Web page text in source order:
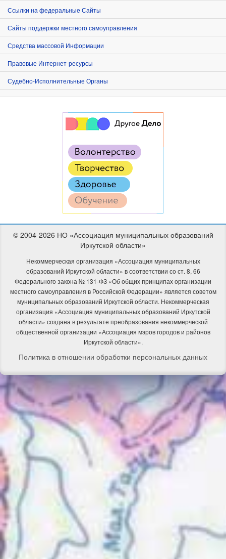
Ссылки на федеральные Сайты
Сайты поддержки местного самоуправления
Средства массовой Информации
Правовые Интернет-ресурсы
Судебно-Исполнительные Органы
© 2004-2026 НО «Ассоциация муниципальных образований
Иркутской области»
Некоммерческая организация «Ассоциация муниципальных
образований Иркутской области» в соответствии со ст. 8, 66
Федерального закона № 131-ФЗ «Об общих принципах организации
местного самоуправления в Российской Федерации» является советом
муниципальных образований Иркутской области. Некоммерческая
организация «Ассоциация муниципальных образований Иркутской
области» создана в результате преобразования некоммерческой
общественной организации «Ассоциация мэров городов и районов
Иркутской области».
Политика в отношении обработки персональных данных